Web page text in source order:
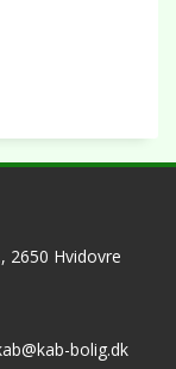
2650 Hvidovre
bolig.dk